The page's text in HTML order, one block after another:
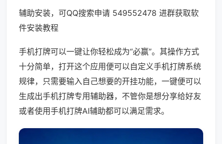
辅助安装，可QQ搜索申请 549552478 进群获取软
件安装教程
手机打牌可以一键让你轻松成为“必赢”。其操作方式
十分简单，打开这个应用便可以自定义手机打牌系统
规律，只需要输入自己想要的开挂功能，一键便可以
生成出手机打牌专用辅助器，不管你是想分享给好友
或者使用手机打牌AI辅助都可以满足需求。